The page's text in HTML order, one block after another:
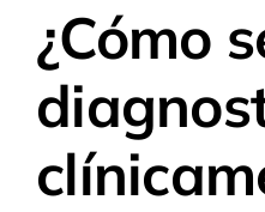
¿Cómo